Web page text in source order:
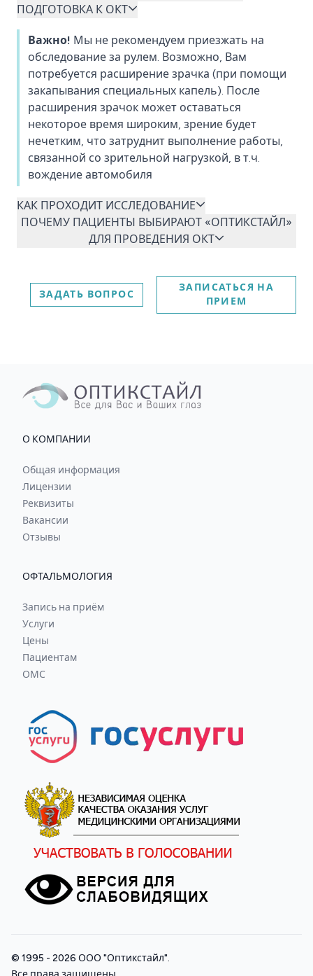
ПОДГОТОВКА К ОКТ
Важно! Мы не рекомендуем приезжать на
обследование за рулем. Возможно, Вам
потребуется расширение зрачка (при помощи
закапывания специальных капель). После
расширения зрачок может оставаться
некоторое время широким, зрение будет
нечетким, что затруднит выполнение работы,
связанной со зрительной нагрузкой, в т.ч.
вождение автомобиля
КАК ПРОХОДИТ ИССЛЕДОВАНИЕ
ПОЧЕМУ ПАЦИЕНТЫ ВЫБИРАЮТ «ОПТИКСТАЙЛ»
ДЛЯ ПРОВЕДЕНИЯ ОКТ
ЗАДАТЬ ВОПРОС
ЗАПИСАТЬСЯ НА
ПРИЕМ
О КОМПАНИИ
Общая информация
Лицензии
Реквизиты
Вакансии
Отзывы
ОФТАЛЬМОЛОГИЯ
Запись на приём
Услуги
Цены
Пациентам
ОМС
© 1995 - 2026 ООО "Оптикстайл".